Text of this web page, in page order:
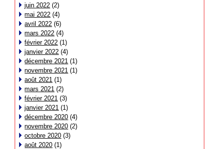
juin 2022 (2)
mai 2022 (4)
avril 2022 (6)
mars 2022 (4)
février 2022 (1)
janvier 2022 (4)
décembre 2021 (1)
novembre 2021 (1)
août 2021 (1)
mars 2021 (2)
février 2021 (3)
janvier 2021 (1)
décembre 2020 (4)
novembre 2020 (2)
octobre 2020 (3)
août 2020 (1)